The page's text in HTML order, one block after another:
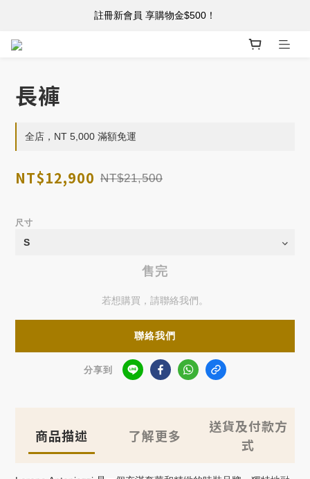
註冊新會員 享購物金$500！
註冊新會員 享購物金$500！
長褲
全店，NT 5,000 滿額免運
NT$12,900 NT$21,500
尺寸
售完
若想購買，請聯絡我們。
聯絡我們
分享到
商品描述 了解更多
送貨及付款方
式